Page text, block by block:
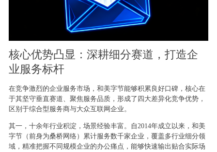
核心优势凸显：深耕细分赛道，打造企
业服务标杆
在竞争激烈的企业服务市场，和美字节能够积累良好口碑，核心在
于其坚守垂直赛道、聚焦服务品质，形成了四大差异化竞争优势，
区别于综合型服务商与大众互联网企业。
其一，十余年行业积淀，场景经验丰富。自2014年成立以来，和美
字节（前身为桑桥网络）累计服务数千家企业，覆盖多行业细分领
域，精准把握不同规模企业的办公痛点，能够快速输出贴合实际场